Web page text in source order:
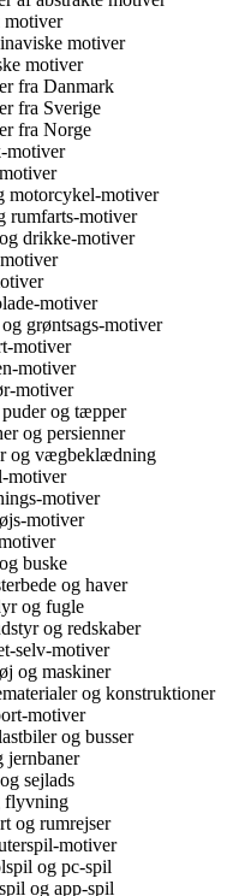
motiver
motiver
motiver
fra Danmark
fra Sverige
fra Norge
motiver
motorcykel-motiver
rumfarts-motiver
drikke-motiver
motiver
grøntsags-motiver
motiver
motiver
motiver
og tæpper
og persienner
og vægbeklædning
motiver
motiver
motiver
buske
og haver
og fugle
og redskaber
selv-motiver
og maskiner
og konstruktioner
motiver
og busser
jernbaner
sejlads
flyvning
og rumrejser
motiver
og pc-spil
og app-spil